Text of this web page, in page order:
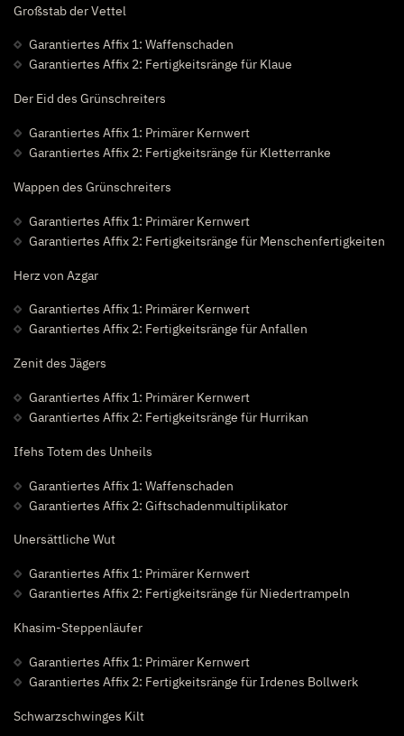
Großstab der Vettel
Garantiertes Affix 1: Waffenschaden
Garantiertes Affix 2: Fertigkeitsränge für Klaue
Der Eid des Grünschreiters
Garantiertes Affix 1: Primärer Kernwert
Garantiertes Affix 2: Fertigkeitsränge für Kletterranke
Wappen des Grünschreiters
Garantiertes Affix 1: Primärer Kernwert
Garantiertes Affix 2: Fertigkeitsränge für Menschenfertigkeiten
Herz von Azgar
Garantiertes Affix 1: Primärer Kernwert
Garantiertes Affix 2: Fertigkeitsränge für Anfallen
Zenit des Jägers
Garantiertes Affix 1: Primärer Kernwert
Garantiertes Affix 2: Fertigkeitsränge für Hurrikan
Ifehs Totem des Unheils
Garantiertes Affix 1: Waffenschaden
Garantiertes Affix 2: Giftschadenmultiplikator
Unersättliche Wut
Garantiertes Affix 1: Primärer Kernwert
Garantiertes Affix 2: Fertigkeitsränge für Niedertrampeln
Khasim-Steppenläufer
Garantiertes Affix 1: Primärer Kernwert
Garantiertes Affix 2: Fertigkeitsränge für Irdenes Bollwerk
Schwarzschwinges Kilt